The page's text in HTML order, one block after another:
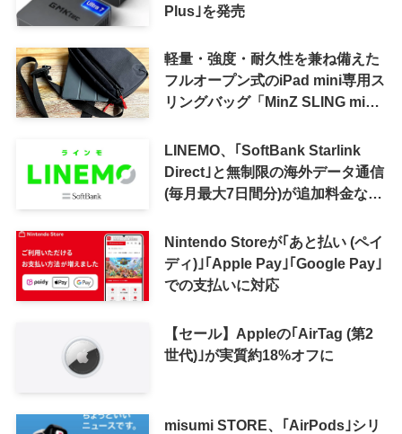
Plus｣を発売
軽量・強度・耐久性を兼ね備えた
フルオープン式のiPad mini専用ス
リングバッグ「MinZ SLING mini
LINEMO、｢SoftBank Starlink
Direct｣と無制限の海外データ通信
(毎月最大7日間分)が追加料金なし
Nintendo Storeが｢あと払い (ペイ
ディ)｣｢Apple Pay｣｢Google Pay｣
での支払いに対応
【セール】Appleの｢AirTag (第2
世代)｣が実質約18%オフに
misumi STORE、｢AirPods｣シリ